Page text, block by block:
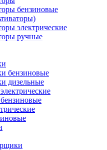
бензиновые
электрические
ручные
бензиновые
дизельные